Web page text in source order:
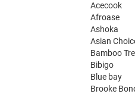
Acecook
Afroase
Ashoka
Asian
Bamboo
Bibigo
Blue bay
Brooke